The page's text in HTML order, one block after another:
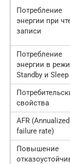
Потребление
энергии при
записи
Потребление
энергии в
Standby и Sleep
свойства
AFR (Annualized
failure rate)
Повышение